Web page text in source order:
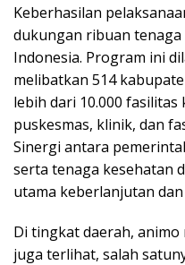
Keberhasilan
dukungan ribuan
Indonesia. Program ini
melibatkan 514
lebih dari 10.000
puskesmas, klinik, dan
Sinergi antara
serta tenaga kesehatan
utama keberlanjutan
Di tingkat daerah, animo
juga terlihat, salah